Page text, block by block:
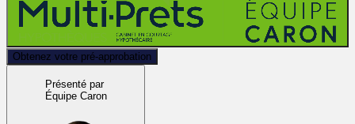
Obtenez votre pré-approbation
Présenté par
Équipe Caron